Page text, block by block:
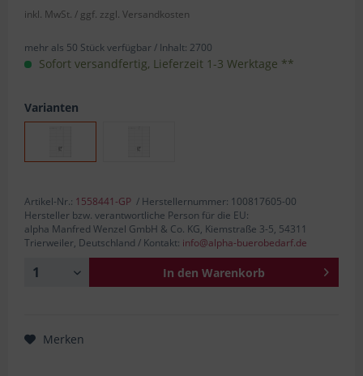
inkl. MwSt. / ggf. zzgl. Versandkosten
mehr als 50 Stück verfügbar / Inhalt: 2700
Sofort versandfertig, Lieferzeit 1-3 Werktage **
Varianten
Artikel-Nr.: 1558441-GP / Herstellernummer: 100817605-00
Hersteller bzw. verantwortliche Person für die EU:
alpha Manfred Wenzel GmbH & Co. KG, Kiemstraße 3-5, 54311
Trierweiler, Deutschland / Kontakt: info@alpha-buerobedarf.de
In den Warenkorb
Merken